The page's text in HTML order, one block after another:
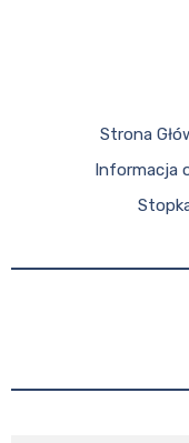
Strona
Informacja